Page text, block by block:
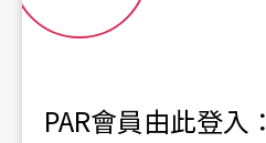
PAR會員由此登入：